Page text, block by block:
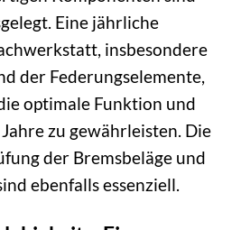
Eine jährliche
insbesondere
der Federungselemente,
optimale Funktion und
zu gewährleisten. Die
der Bremsbeläge und
ebenfalls essenziell.